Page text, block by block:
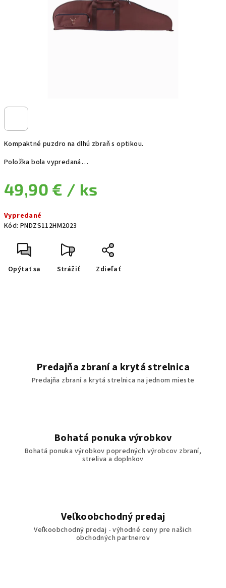
Kompaktné puzdro na dlhú zbraň s optikou.
Položka bola vypredaná…
49,90 € / ks
Vypredané
Kód: PNDZS112HM2023
Opýtať sa Strážiť Zdieľať
Predajňa zbraní a krytá strelnica
Predajňa zbraní a krytá strelnica na jednom mieste
Bohatá ponuka výrobkov
Bohatá ponuka výrobkov popredných výrobcov zbraní,
streliva a doplnkov
Veľkoobchodný predaj
Veľkoobchodný predaj - výhodné ceny pre našich
obchodných partnerov